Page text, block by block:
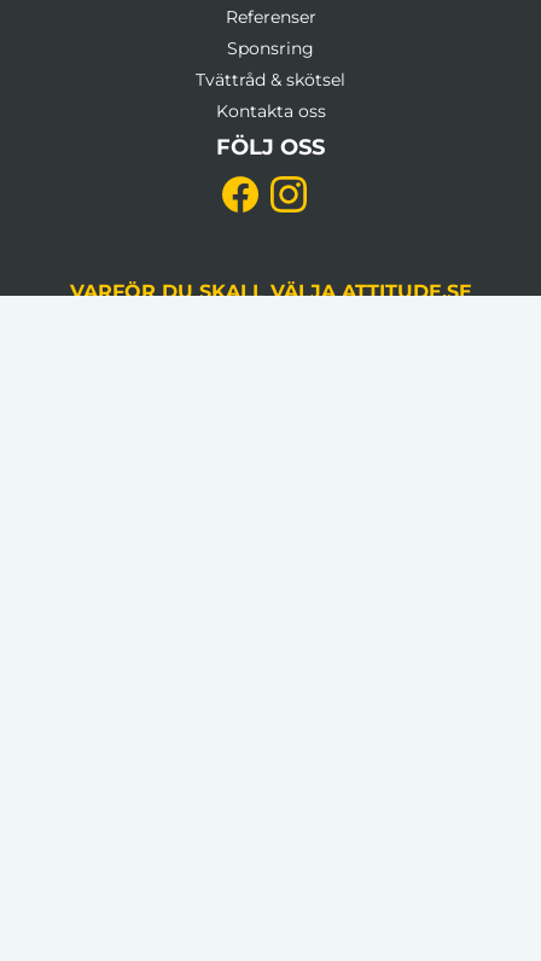
Referenser
Sponsring
Tvättråd & skötsel
Kontakta oss
FÖLJ OSS
VARFÖR DU SKALL VÄLJA ATTITUDE.SE